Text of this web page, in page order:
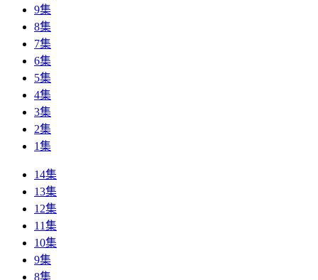
9集
8集
7集
6集
5集
4集
3集
2集
1集
14集
13集
12集
11集
10集
9集
8集